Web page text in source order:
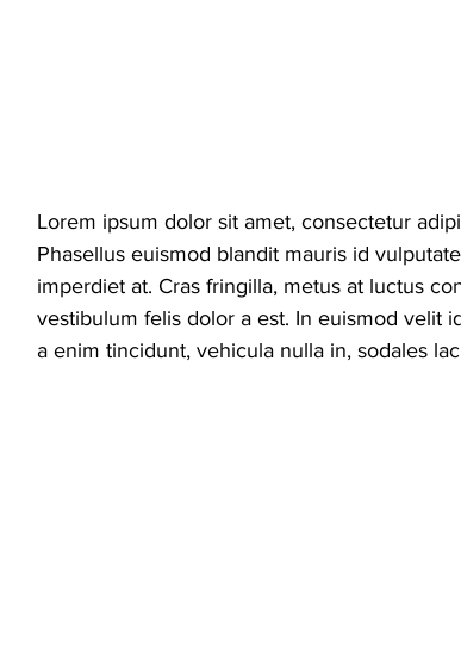
Lorem ipsum dolor sit amet, consectetur
Phasellus euismod blandit mauris id
imperdiet at. Cras fringilla, metus at luctus
vestibulum felis dolor a est. In euismod velit
a enim tincidunt, vehicula nulla in, sodales